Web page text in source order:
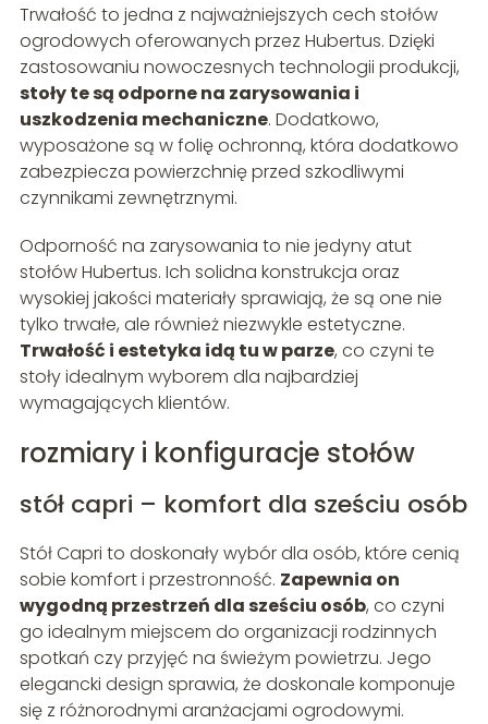
Trwałość to jedna z najważniejszych cech stołów
ogrodowych oferowanych przez Hubertus. Dzięki
zastosowaniu nowoczesnych technologii produkcji,
stoły te są odporne na zarysowania i
uszkodzenia mechaniczne. Dodatkowo,
wyposażone są w folię ochronną, która dodatkowo
zabezpiecza powierzchnię przed szkodliwymi
czynnikami zewnętrznymi.
Odporność na zarysowania to nie jedyny atut
stołów Hubertus. Ich solidna konstrukcja oraz
wysokiej jakości materiały sprawiają, że są one nie
tylko trwałe, ale również niezwykle estetyczne.
Trwałość i estetyka idą tu w parze, co czyni te
stoły idealnym wyborem dla najbardziej
wymagających klientów.
rozmiary i konfiguracje stołów
stół capri – komfort dla sześciu osób
Stół Capri to doskonały wybór dla osób, które cenią
sobie komfort i przestronność. Zapewnia on
wygodną przestrzeń dla sześciu osób, co czyni
go idealnym miejscem do organizacji rodzinnych
spotkań czy przyjęć na świeżym powietrzu. Jego
elegancki design sprawia, że doskonale komponuje
się z różnorodnymi aranżacjami ogrodowymi.